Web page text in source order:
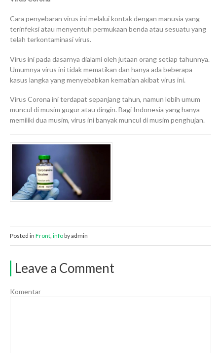
Cara penyebaran virus ini melalui kontak dengan manusia yang
terinfeksi atau menyentuh permukaan benda atau sesuatu yang
telah terkontaminasi virus.
Virus ini pada dasarnya dialami oleh jutaan orang setiap tahunnya.
Umumnya virus ini tidak mematikan dan hanya ada beberapa
kasus langka yang menyebabkan kematian akibat virus ini.
Virus Corona ini terdapat sepanjang tahun, namun lebih umum
muncul di musim gugur atau dingin. Bagi Indonesia yang hanya
memiliki dua musim, virus ini banyak muncul di musim penghujan.
Posted in Front infoby admin
Leave a Comment
Komentar